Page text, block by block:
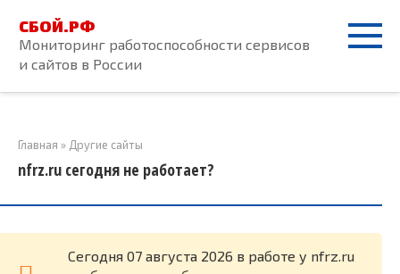
контенту
СБОЙ.РФ
Мониторинг работоспособности сервисов
и сайтов в России
Главная » Другие сайты
nfrz.ru сегодня не работает?
Cегодня 07 августа 2026 в работе у nfrz.ru